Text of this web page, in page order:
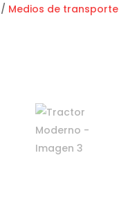
/ Medios de transporte